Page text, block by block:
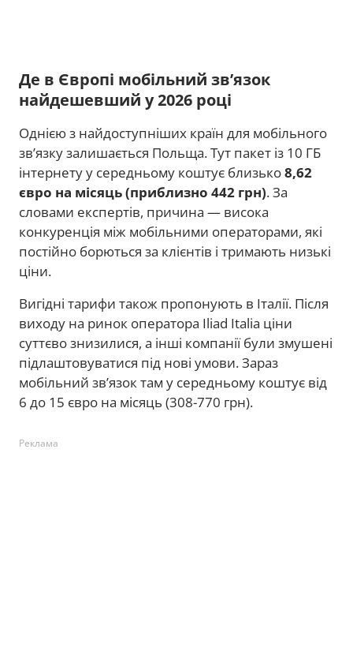
Де в Європі мобільний зв’язок
найдешевший у 2026 році
Однією з найдоступніших країн для мобільного
зв’язку залишається Польща. Тут пакет із 10 ГБ
інтернету у середньому коштує близько8,62
євро на місяць (приблизно 442 грн). За
словами експертів, причина — висока
конкуренція між мобільними операторами, які
постійно борються за клієнтів і тримають низькі
ціни.
Вигідні тарифи також пропонують в Італії. Після
виходу на ринок оператора Iliad Italia ціни
суттєво знизилися, а інші компанії були змушені
підлаштовуватися під нові умови. Зараз
мобільний зв’язок там у середньому коштує від
6 до 15 євро на місяць (308-770 грн).
Реклама